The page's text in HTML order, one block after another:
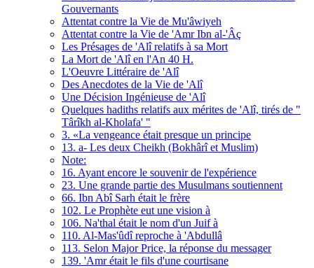
Gouvernants
Attentat contre la Vie de Mu'âwiyeh
Attentat contre la Vie de 'Amr Ibn al-'Âç
Les Présages de 'Alî relatifs à sa Mort
La Mort de 'Alî en l'An 40 H.
L'Oeuvre Littéraire de 'Alî
Des Anecdotes de la Vie de 'Alî
Une Décision Ingénieuse de 'Alî
Quelques hadiths relatifs aux mérites de 'Alî, tirés de "
Târîkh al-Kholafa' "
3. «La vengeance était presque un principe
13. a- Les deux Cheikh (Bokhârî et Muslim)
Note:
16. Ayant encore le souvenir de l'expérience
23. Une grande partie des Musulmans soutiennent
66. Ibn Abî Sarh était le frère
102. Le Prophète eut une vision à
106. Na'thal était le nom d'un Juif à
110. Al-Mas'ûdî reproche à 'Abdullâ
113. Selon Major Price, la réponse du messager
139. 'Amr était le fils d'une courtisane